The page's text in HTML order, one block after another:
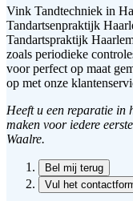
Vink Tandtechniek in
Tandartsenpraktijk
Tandartspraktijk
zoals periodieke
voor perfect op maat
op met onze
Heeft u een reparatie in
maken voor iedere
Waalre.
Bel mij terug
Vul het